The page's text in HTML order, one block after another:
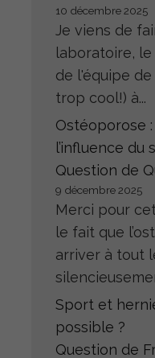
10 décembre 2025
Je viens de
laboratoire,
de l'équipe
trop cool!) à...
Ostéoporose
l’influence du
Question de
9 décembre 2025
Merci pour
le fait que
arriver à tout
Sport et
possible ?
Question de